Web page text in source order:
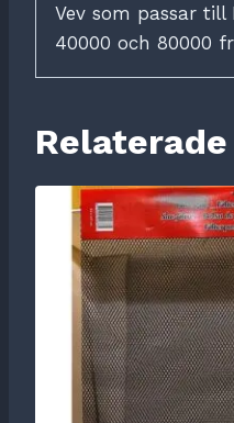
Vev som passar till
40000 och 80000